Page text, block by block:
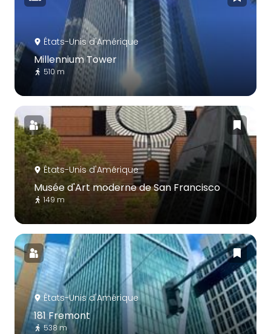
États-Unis d'Amérique
Millennium Tower
510 m
États-Unis d'Amérique
Musée d'Art moderne de San Francisco
149 m
États-Unis d'Amérique
181 Fremont
538 m